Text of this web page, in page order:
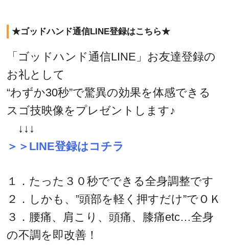
★ゴッドハンド通信LINE登録はこちら★
「ゴッドハンド通信LINE」お友達登録の
お礼として
“わずか30秒”で驚異の効果を体感できる
スゴ技映像をプレゼントします♪
↓↓↓
＞＞LINE登録はコチラ
１．たった３０秒でできる全身調整です
２．しかも、”頭部を軽く押すだけ”でＯＫ
３．腰痛、肩こり、頭痛、膝痛etc…全身
の不調を即改善！